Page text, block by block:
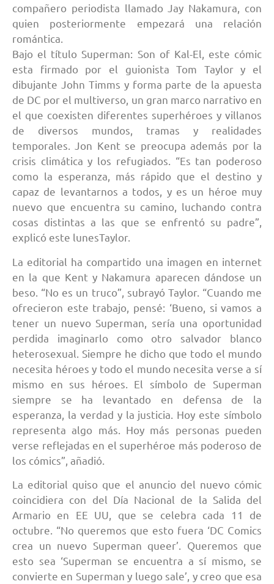
compañero periodista llamado Jay Nakamura, con
quien posteriormente empezará una relación
romántica.
Bajo el título Superman: Son of Kal-El, este cómic
esta firmado por el guionista Tom Taylor y el
dibujante John Timms y forma parte de la apuesta
de DC por el multiverso, un gran marco narrativo en
el que coexisten diferentes superhéroes y villanos
de diversos mundos, tramas y realidades
temporales. Jon Kent se preocupa además por la
crisis climática y los refugiados. “Es tan poderoso
como la esperanza, más rápido que el destino y
capaz de levantarnos a todos, y es un héroe muy
nuevo que encuentra su camino, luchando contra
cosas distintas a las que se enfrentó su padre”,
explicó este lunesTaylor.
La editorial ha compartido una imagen en internet
en la que Kent y Nakamura aparecen dándose un
beso. “No es un truco”, subrayó Taylor. “Cuando me
ofrecieron este trabajo, pensé: ‘Bueno, si vamos a
tener un nuevo Superman, sería una oportunidad
perdida imaginarlo como otro salvador blanco
heterosexual. Siempre he dicho que todo el mundo
necesita héroes y todo el mundo necesita verse a sí
mismo en sus héroes. El símbolo de Superman
siempre se ha levantado en defensa de la
esperanza, la verdad y la justicia. Hoy este símbolo
representa algo más. Hoy más personas pueden
verse reflejadas en el superhéroe más poderoso de
los cómics”, añadió.
La editorial quiso que el anuncio del nuevo cómic
coincidiera con del Día Nacional de la Salida del
Armario en EE UU, que se celebra cada 11 de
octubre. “No queremos que esto fuera ‘DC Comics
crea un nuevo Superman queer’. Queremos que
esto sea ‘Superman se encuentra a sí mismo, se
convierte en Superman y luego sale’, y creo que esa